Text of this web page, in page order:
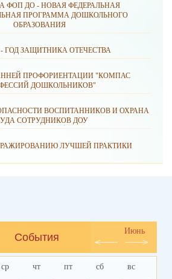
ФОП ДО - НОВАЯ ФЕДЕРАЛЬНАЯ
ПРОГРАММА ДОШКОЛЬНОГО
ОБРАЗОВАНИЯ
- ГОД ЗАЩИТНИКА ОТЕЧЕСТВА
ПРОФОРИЕНТАЦИИ "КОМПАС
ДОШКОЛЬНИКОВ"
ВОСПИТАННИКОВ И ОХРАНА
СОТРУДНИКОВ ДОУ
ЛУЧШЕЙ ПРАКТИКИ
События
Июнь
ср чт пт сб вс